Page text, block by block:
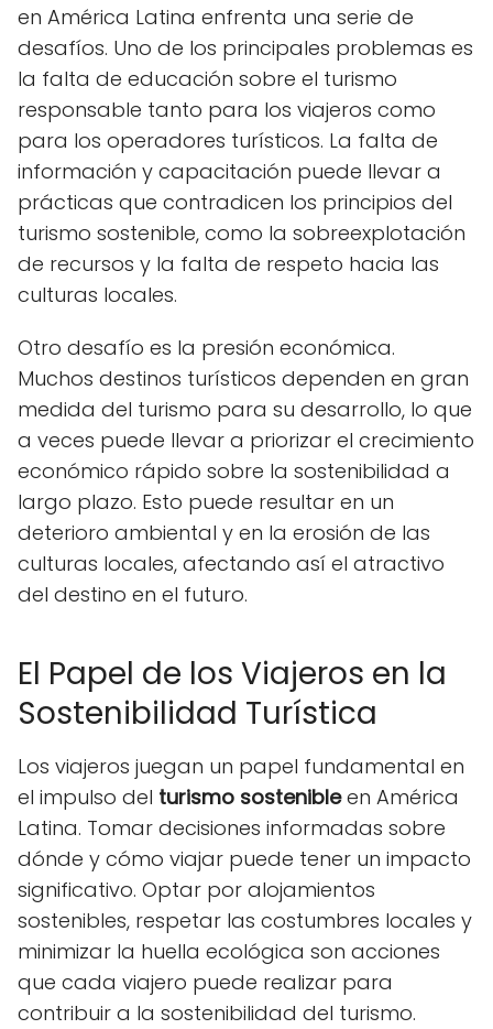
en América Latina enfrenta una serie de
desafíos. Uno de los principales problemas es
la falta de educación sobre el turismo
responsable tanto para los viajeros como
para los operadores turísticos. La falta de
información y capacitación puede llevar a
prácticas que contradicen los principios del
turismo sostenible, como la sobreexplotación
de recursos y la falta de respeto hacia las
culturas locales.
Otro desafío es la presión económica.
Muchos destinos turísticos dependen en gran
medida del turismo para su desarrollo, lo que
a veces puede llevar a priorizar el crecimiento
económico rápido sobre la sostenibilidad a
largo plazo. Esto puede resultar en un
deterioro ambiental y en la erosión de las
culturas locales, afectando así el atractivo
del destino en el futuro.
El Papel de los Viajeros en la
Sostenibilidad Turística
Los viajeros juegan un papel fundamental en
el impulso del turismo sostenibleen América
Latina. Tomar decisiones informadas sobre
dónde y cómo viajar puede tener un impacto
significativo. Optar por alojamientos
sostenibles, respetar las costumbres locales y
minimizar la huella ecológica son acciones
que cada viajero puede realizar para
contribuir a la sostenibilidad del turismo.